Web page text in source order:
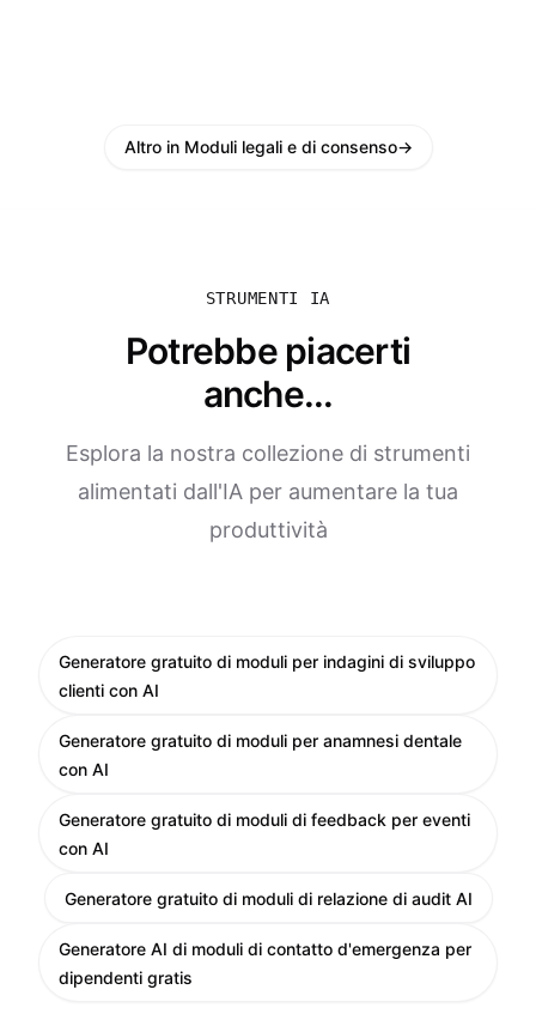
Altro in Moduli legali e di consenso→
STRUMENTI IA
Potrebbe piacerti
anche...
Esplora la nostra collezione di strumenti
alimentati dall'IA per aumentare la tua
produttività
Generatore gratuito di moduli per indagini di sviluppo
clienti con AI
Generatore gratuito di moduli per anamnesi dentale
con AI
Generatore gratuito di moduli di feedback per eventi
con AI
Generatore gratuito di moduli di relazione di audit AI
Generatore AI di moduli di contatto d'emergenza per
dipendenti gratis